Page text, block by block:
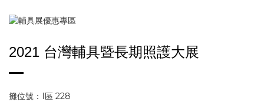
2021 台灣輔具暨長期照護大展
攤位號：I區 228